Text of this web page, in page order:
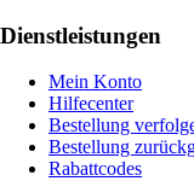
Dienstleistungen
Mein Konto
Hilfecenter
Bestellung
Bestellung
Rabattcodes